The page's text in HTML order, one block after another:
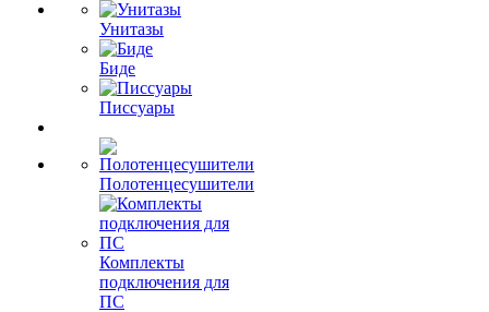
Унитазы
Биде
Писсуары
Полотенцесушители
Комплекты
подключения для
ПС